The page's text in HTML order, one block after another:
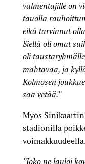
valmentajille on
tauolla
eikä tarvinnut olla
Siellä oli omat
oli
mahtavaa, ja
Kolmosen
saa vetää.”
Myös
stadionilla
”Joko ne lauloi